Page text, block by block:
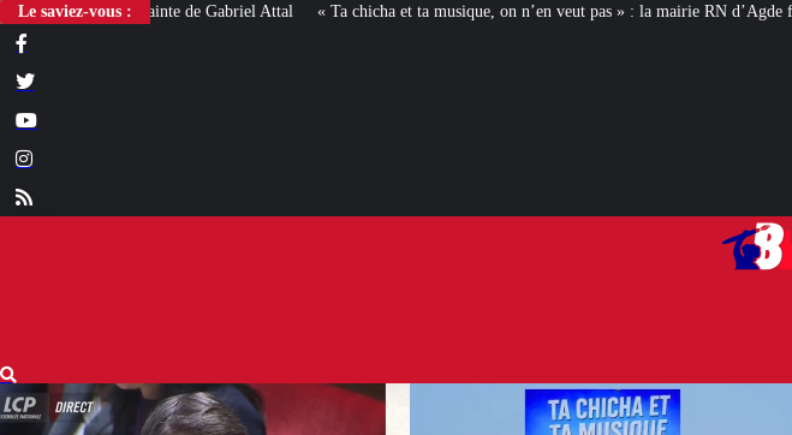
Le saviez-vous :« Ta chicha et ta musique, on n’en veut pas » : la mairie RN d’Agde face à la meute « antiraciste »